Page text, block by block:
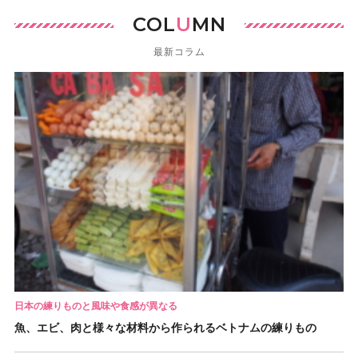
COLUMN
最新コラム
日本の練りものと風味や食感が異なる
魚、エビ、肉と様々な材料から作られるベトナムの練りもの